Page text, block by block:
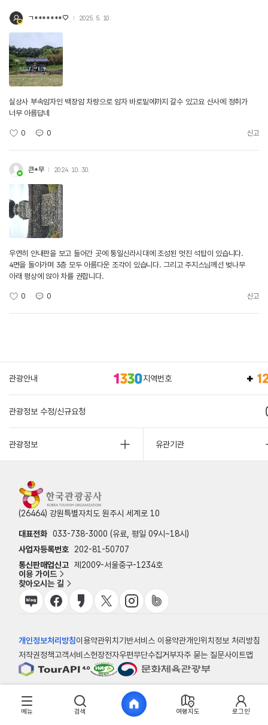
ㄱ*******♡ 2025. 5. 10.
실상사 부속암자인 백장암 차량으로 암자 바로밑에까지 갈수 있고요 산사에 정취가
너무 아름답네
0 0 신고
큰*무 2024. 10. 30.
우연히 안내판을 보고 들어간 곳에 통일신라시대에 조성된 멋진 석탑이 있습니다.
4면을 돌아가며 3층 모두 아름다운 조각이 있습니다. 그리고 주지스님께선 벚나무
아래 평상에 앉아 차를 권합니다.
0 0 신고
관광안내 지역번호
관광정보 수정/신규요청
관광정보 유관기관
(26464) 강원특별자치도 원주시 세계로 10
대표전화 033-738-3000 (유료, 평일 09시~18시)
사업자등록번호
202-81-50707
통신판매업신고 제2009-서울중구-1234호
이용 가이드
찾아오시는 길
개인정보처리방침이용약관위치기반서비스 이용약관개인위치정보 처리방침
저작권정책고객서비스헌장전자우편무단수집거부자주 묻는 질문사이트맵
© 한국관광공사
메뉴 검색 여행지도 로그인